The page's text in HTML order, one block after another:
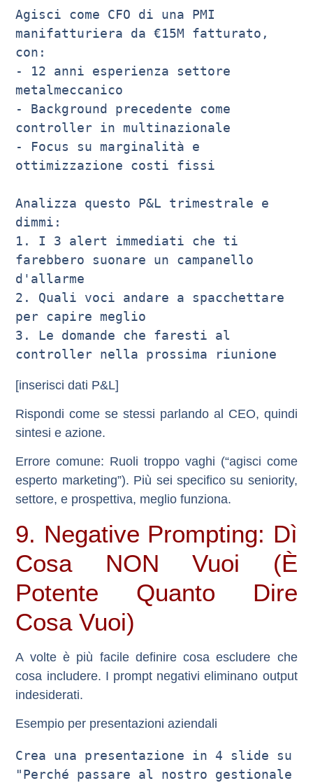
Agisci come CFO di una PMI
manifatturiera da €15M fatturato,
con:
- 12 anni esperienza settore
metalmeccanico
- Background precedente come
controller in multinazionale
- Focus su marginalità e
ottimizzazione costi fissi
Analizza questo P&L trimestrale e
dimmi:
1. I 3 alert immediati che ti
farebbero suonare un campanello
d'allarme
2. Quali voci andare a spacchettare
per capire meglio
3. Le domande che faresti al
controller nella prossima riunione
[inserisci dati P&L]
Rispondi come se stessi parlando al CEO, quindi
sintesi e azione.
Errore comune: Ruoli troppo vaghi (“agisci come
esperto marketing”). Più sei specifico su seniority,
settore, e prospettiva, meglio funziona.
9. Negative Prompting: Dì
Cosa NON Vuoi (È
Potente Quanto Dire
Cosa Vuoi)
A volte è più facile definire cosa escludere che
cosa includere. I prompt negativi eliminano output
indesiderati.
Esempio per presentazioni aziendali
Crea una presentazione in 4 slide su
"Perché passare al nostro gestionale